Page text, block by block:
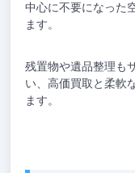
中心に不要になった
ます。
残置物や遺品整理も
い、高価買取と柔軟
ます。